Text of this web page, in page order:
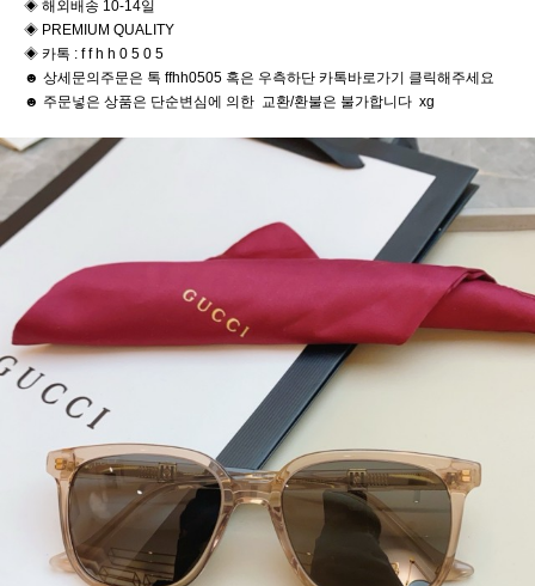
◈ 해외배송 10-14일
◈ PREMIUM QUALITY
◈ 카톡 : f f h h 0 5 0 5
☻ 상세문의주문은 톡 ffhh0505 혹은 우측하단 카톡바로가기 클릭해주세요
☻ 주문넣은 상품은 단순변심에 의한 교환/환불은 불가합니다 xg